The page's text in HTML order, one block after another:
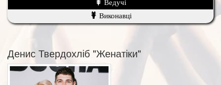
Ведучі
Виконавці
Денис Твердохліб "Женатіки"